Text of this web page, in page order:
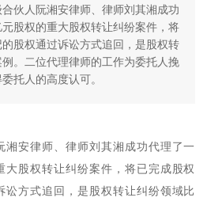
伙人阮湘安律师、律师刘其湘成功
股权的重大股权转让纠纷案件，将
股权通过诉讼方式追回，是股权转
。二位代理律师的工作为委托人挽
托人的高度认可。
湘安律师、律师刘其湘成功代理了一
大股权转让纠纷案件，将已完成股权
讼方式追回，是股权转让纠纷领域比